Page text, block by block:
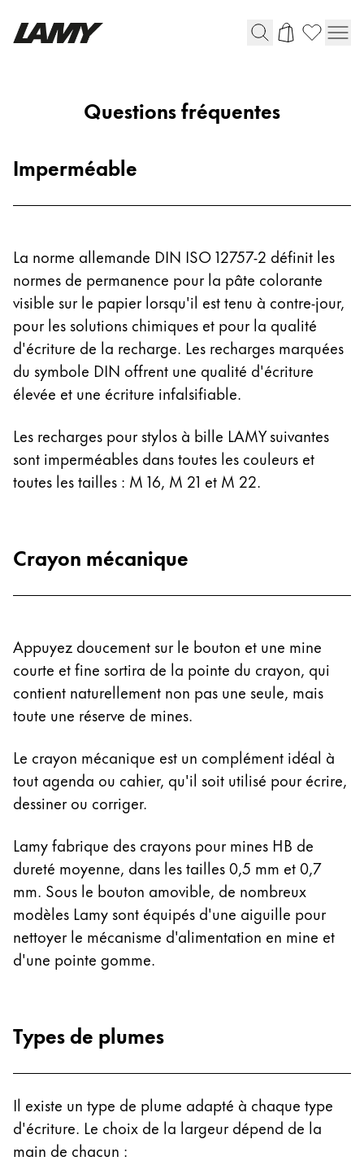
Stylo à pression/à vis
Stylo multi-système
Digital Writing
Pour Android
Peinture et Dessiner
Crayons de couleur
Accessoires
Black Magic Edition
Encres / effaceurs d'encre
Taille de plume
Étuis
Carnets
Holiday Special
Gift Ideas
LAMY pico Lx
Gravure
Inspiration
LAMY Community
Écriture créative
LAMY Stories
LAMY dialog urushi
Entreprise
Frequently
questions
Questions fréquentes
Imperméable
La norme allemande DIN ISO 12757-2 définit les
normes de permanence pour la pâte colorante
visible sur le papier lorsqu'il est tenu à contre-jour,
pour les solutions chimiques et pour la qualité
d'écriture de la recharge. Les recharges marquées
du symbole DIN offrent une qualité d'écriture
élevée et une écriture infalsifiable.
Les recharges pour stylos à bille LAMY suivantes
sont imperméables dans toutes les couleurs et
toutes les tailles : M 16, M 21 et M 22.
Crayon mécanique
Appuyez doucement sur le bouton et une mine
courte et fine sortira de la pointe du crayon, qui
contient naturellement non pas une seule, mais
toute une réserve de mines.
Le crayon mécanique est un complément idéal à
tout agenda ou cahier, qu'il soit utilisé pour écrire,
dessiner ou corriger.
Lamy fabrique des crayons pour mines HB de
dureté moyenne, dans les tailles 0,5 mm et 0,7
mm. Sous le bouton amovible, de nombreux
modèles Lamy sont équipés d'une aiguille pour
nettoyer le mécanisme d'alimentation en mine et
d'une pointe gomme.
Types de plumes
Il existe un type de plume adapté à chaque type
d'écriture. Le choix de la largeur dépend de la
main de chacun :